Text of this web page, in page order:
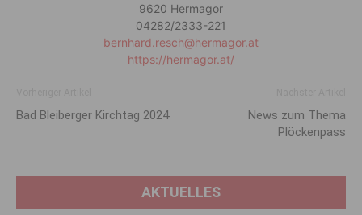
9620 Hermagor
04282/​2333-221
bernhard.resch@hermagor.at
https://hermagor.at/
Bad Bleiberger Kirchtag 2024
News zum Thema
Plöckenpass
AKTUELLES